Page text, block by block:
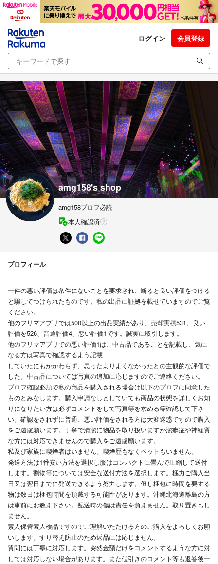
ログイン 会員登録
amg158's shop
amg158プロフ必読
本人確認済
プロフィール
一件の悪い評価は条件にないことを要求され、断ると良い評価をつける
と騙してつけられたものです。私の出品に証拠を載せていますのでご覧
ください。
他のフリマアプリでは500以上の出品実績があり、売却実積531、良い
評価を526、普通評価4、悪い評価1です。誠実に取引します。
他のフリマアプリでの悪い評価1は、中古品であることを記載し、気に
なる方は写真で確認するよう記載
していたにもかかわらず、思ったよりよくなかったとの主観的な評価で
した。中古品については写真の追加に応じますのでご連絡ください。
プロフ確認必須で私の商品を購入される場合は以下のプロフに同意した
ものとみなします。購入申請なしとしていても商品の状態を詳しくお知
りになりたい方は必ずコメントをして写真等を求める等確認して下さ
い。確認をされずに普通、悪い評価をされる方は大変迷惑ですので購入
をご遠慮願います。丁寧で清潔に物品を取り扱いますが潔癖症や神経質
な方には対応できませんので購入をご遠慮願います。
私及び家族に喫煙者はいません。喫煙歴もなくペットもいません。
発送方法は1番安い方法を選択し服はコンパクトに畳んで圧縮して送付
します。割物等については安全な送付方法を選択します。極力ご購入当
日又は翌日までに発送できるよう努力します。但し梱包に時間を要する
物は数日は梱包時間を頂戴する可能性があります。沖縄北海道離島の方
は事前にお教え下さい。配送時の傷は責任を負えません。取り置きもし
ません。
素人保管素人検品ですのでご理解いただける方のご購入をよろしくお願
いします。すり替え防止のため返品には応じません。
質問には丁寧に対応します。突然金額だけをコメントするような方に対
しては対応しない場合があります。また値引きのコメント等も返答後一